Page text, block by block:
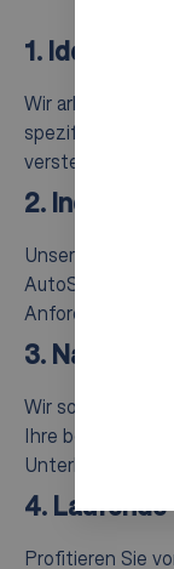
1.
Wir arbeiten mit
spezifischen
verstehen.
2.
Unser Team
AutoStore-
Anforderungen
3. Nahtlose
Wir sorgen für
Ihre
Unterbrechungen.
4.
Profitieren Sie